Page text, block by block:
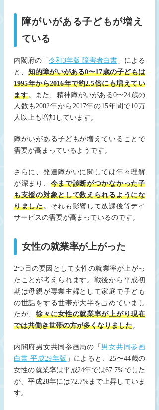
障がいがある子どもが増え
ている
内閣府の「令和3年版 障害者白書」による
と、 知的障がいがある0〜17歳の子どもは
1995年から2016年で約2.5倍にも増えてい
ます。また、精神障がいがある0〜24歳の
人数も2002年から2017年の15年間で10万
人以上も増加しています。
障がいがある子どもが増えていることで
需要が高まっているようです。
さらに、発達障がいに関しては年々理解
が深まり、 今まで診断がつかなかった子
も支援の対象として数えられるようにな
りました。それも影響して放課後等デイ
サービスの需要が高まっているのです。
女性の就業率が上がった
2つ目の要因として女性の就業率が上がっ
たことが考えられます。戦後から平成初
期は母親が専業主婦として家庭で子ども
の世話をする世帯が大半を占めていまし
たが、徐々に女性の就業率が上がり現在
では共働き世帯の方が多くなりました。
内閣府男女共同参画局の「 男女共同参画
白書 平成29年版 」によると、25〜44歳の
女性の就業率は平成24年では67.7%でした
が、平成28年には72.7%まで上昇していま
す。